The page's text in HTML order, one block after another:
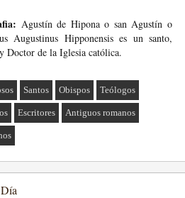
Agustín de Hipona o san Agustín o
Augustinus Hipponensis es un santo,
Doctor de la Iglesia católica.
Santos Obispos Teólogos
Escritores Antiguos romanos